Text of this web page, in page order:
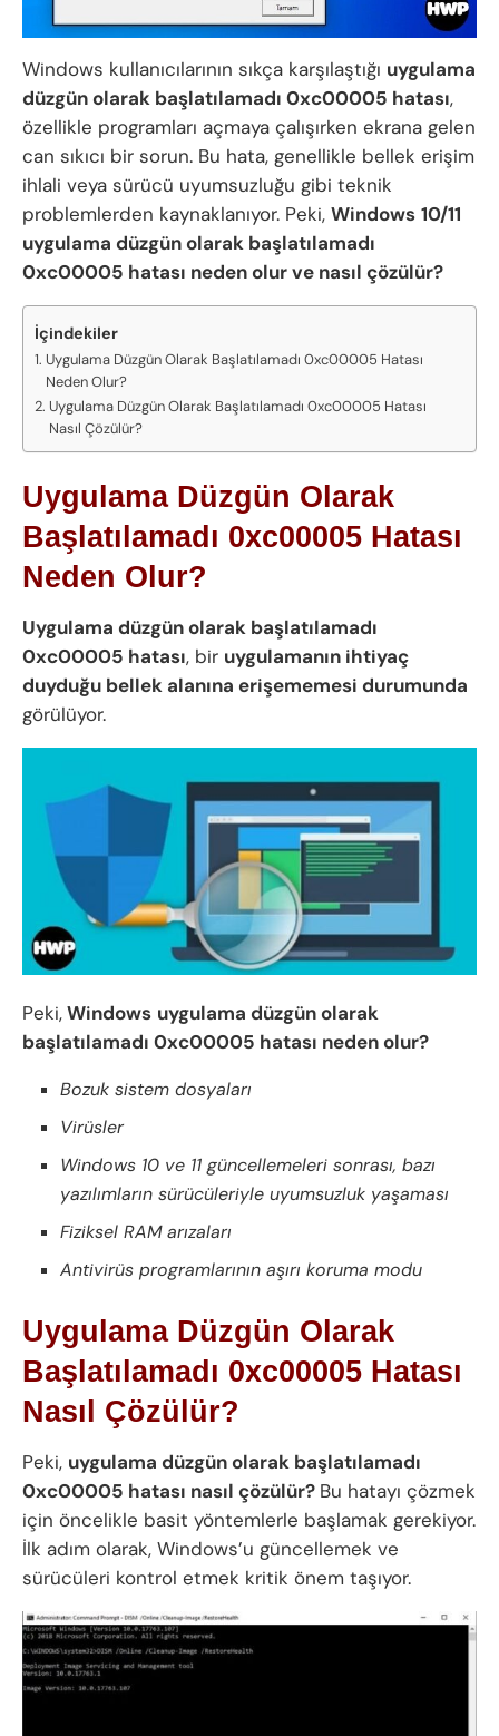
Windows kullanıcılarının sıkça karşılaştığı uygulama
düzgün olarak başlatılamadı 0xc00005 hatası,
özellikle programları açmaya çalışırken ekrana gelen
can sıkıcı bir sorun. Bu hata, genellikle bellek erişim
ihlali veya sürücü uyumsuzluğu gibi teknik
problemlerden kaynaklanıyor. Peki, Windows 10/11
uygulama düzgün olarak başlatılamadı
0xc00005 hatası neden olur ve nasıl çözülür?
İçindekiler
Uygulama Düzgün Olarak Başlatılamadı 0xc00005 Hatası
Neden Olur?
Uygulama Düzgün Olarak Başlatılamadı 0xc00005 Hatası
Nasıl Çözülür?
Uygulama Düzgün Olarak
Başlatılamadı 0xc00005 Hatası
Neden Olur?
Uygulama düzgün olarak başlatılamadı
0xc00005 hatası, bir uygulamanın ihtiyaç
duyduğu bellek alanına erişememesi durumunda
görülüyor.
Peki,Windows uygulama düzgün olarak
başlatılamadı 0xc00005 hatası neden olur?
Bozuk sistem dosyaları
Virüsler
Windows 10 ve 11 güncellemeleri sonrası, bazı
yazılımların sürücüleriyle uyumsuzluk yaşaması
Fiziksel RAM arızaları
Antivirüs programlarının aşırı koruma modu
Uygulama Düzgün Olarak
Başlatılamadı 0xc00005 Hatası
Nasıl Çözülür?
Peki, uygulama düzgün olarak başlatılamadı
0xc00005 hatası nasıl çözülür? Bu hatayı çözmek
için öncelikle basit yöntemlerle başlamak gerekiyor.
İlk adım olarak, Windows’u güncellemek ve
sürücüleri kontrol etmek kritik önem taşıyor.